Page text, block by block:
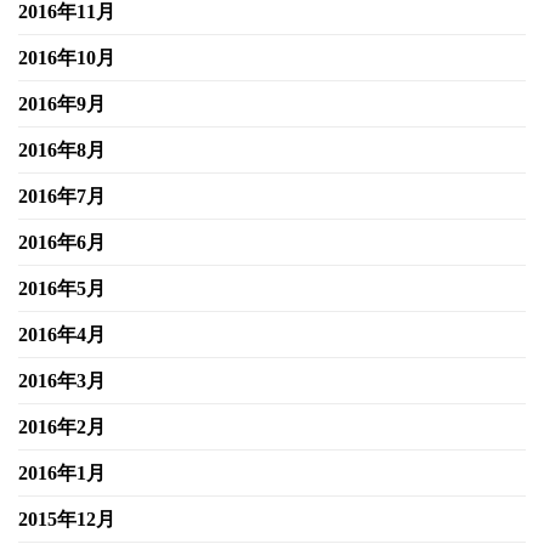
2016年11月
2016年10月
2016年9月
2016年8月
2016年7月
2016年6月
2016年5月
2016年4月
2016年3月
2016年2月
2016年1月
2015年12月